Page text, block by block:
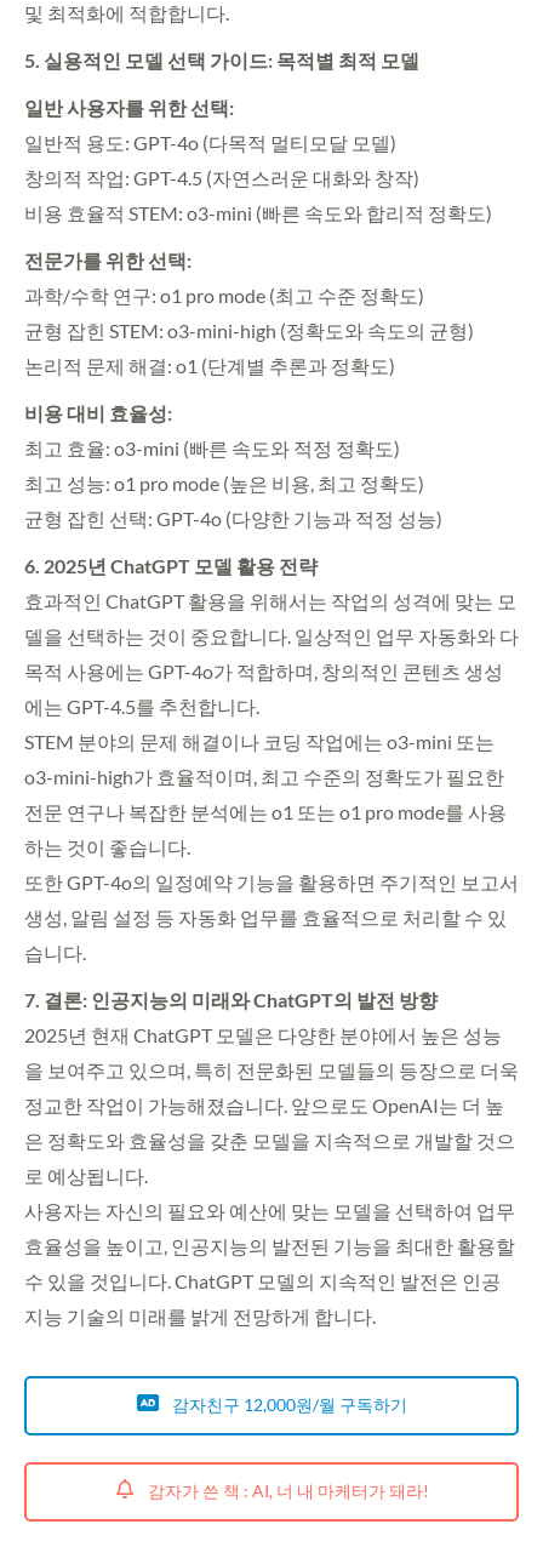
및 최적화에 적합합니다.
5. 실용적인 모델 선택 가이드: 목적별 최적 모델
일반 사용자를 위한 선택:
일반적 용도: GPT-4o (다목적 멀티모달 모델)
창의적 작업: GPT-4.5 (자연스러운 대화와 창작)
비용 효율적 STEM: o3-mini (빠른 속도와 합리적 정확도)
전문가를 위한 선택:
과학/수학 연구: o1 pro mode (최고 수준 정확도)
균형 잡힌 STEM: o3-mini-high (정확도와 속도의 균형)
논리적 문제 해결: o1 (단계별 추론과 정확도)
비용 대비 효율성:
최고 효율: o3-mini (빠른 속도와 적정 정확도)
최고 성능: o1 pro mode (높은 비용, 최고 정확도)
균형 잡힌 선택: GPT-4o (다양한 기능과 적정 성능)
6. 2025년 ChatGPT 모델 활용 전략
효과적인 ChatGPT 활용을 위해서는 작업의 성격에 맞는 모
델을 선택하는 것이 중요합니다. 일상적인 업무 자동화와 다
목적 사용에는 GPT-4o가 적합하며, 창의적인 콘텐츠 생성
에는 GPT-4.5를 추천합니다.
STEM 분야의 문제 해결이나 코딩 작업에는 o3-mini 또는
o3-mini-high가 효율적이며, 최고 수준의 정확도가 필요한
전문 연구나 복잡한 분석에는 o1 또는 o1 pro mode를 사용
하는 것이 좋습니다.
또한 GPT-4o의 일정예약 기능을 활용하면 주기적인 보고서
생성, 알림 설정 등 자동화 업무를 효율적으로 처리할 수 있
습니다.
7. 결론: 인공지능의 미래와 ChatGPT의 발전 방향
2025년 현재 ChatGPT 모델은 다양한 분야에서 높은 성능
을 보여주고 있으며, 특히 전문화된 모델들의 등장으로 더욱
정교한 작업이 가능해졌습니다. 앞으로도 OpenAI는 더 높
은 정확도와 효율성을 갖춘 모델을 지속적으로 개발할 것으
로 예상됩니다.
사용자는 자신의 필요와 예산에 맞는 모델을 선택하여 업무
효율성을 높이고, 인공지능의 발전된 기능을 최대한 활용할
수 있을 것입니다. ChatGPT 모델의 지속적인 발전은 인공
지능 기술의 미래를 밝게 전망하게 합니다.
감자친구 12,000원/월 구독하기
감자가 쓴 책 : AI, 너 내 마케터가 돼라!